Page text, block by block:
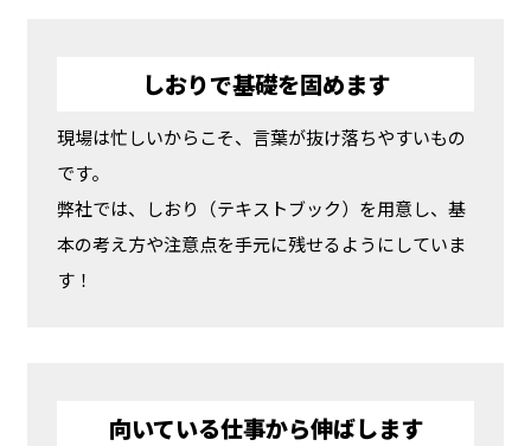
しおりで基礎を固めます
現場は忙しいからこそ、言葉が抜け落ちやすいもの
です。
弊社では、しおり（テキストブック）を用意し、基
本の考え方や注意点を手元に残せるようにしていま
す！
向いている仕事から伸ばします